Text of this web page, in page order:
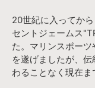
20世紀に入ってか
セントジェームス
た。マリンスポー
を遂げましたが、
わることなく現在ま